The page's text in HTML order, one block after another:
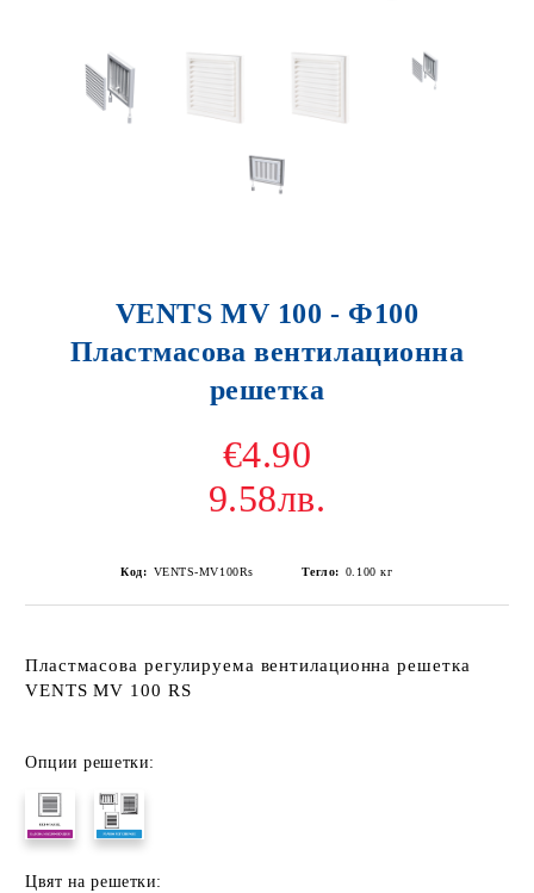
VENTS MV 100 - Ф100
Пластмасова вентилационна
решетка
€4.90
9.58лв.
Код: VENTS-MV100Rs Тегло: 0.100 кг
Пластмасова регулируема вентилационна решетка
VENTS MV 100 RS
Опции решетки:
Цвят на решетки: